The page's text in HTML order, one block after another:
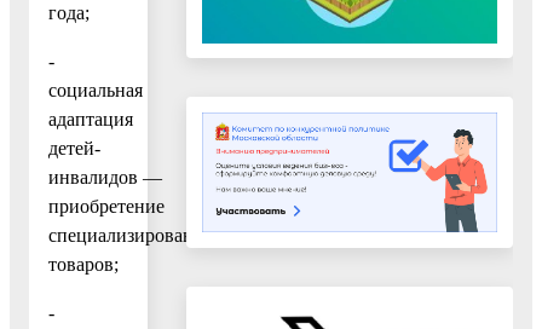
года;
-
социальная
адаптация
детей-
инвалидов —
приобретение
специализированных
товаров;
-